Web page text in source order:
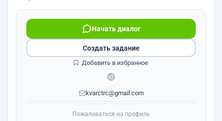
Начать диалог
kvarctrc@gmail.com
Создать задание
Добавить в избранное
Пожаловаться на профиль